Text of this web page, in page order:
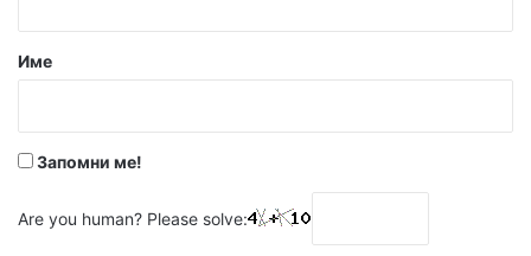
р
Име
Запомни ме!
Are you human? Please solve: